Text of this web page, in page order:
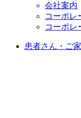
会社案内
コーポレ
コーポレ
患者さん・ご